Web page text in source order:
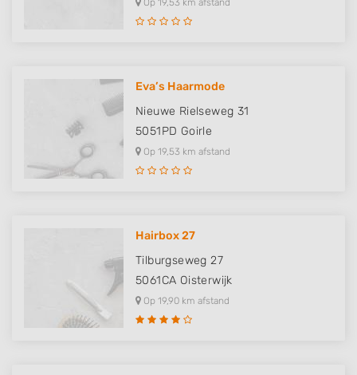
Op 19,53 km afstand
Eva’s Haarmode
Nieuwe Rielseweg 31
5051PD Goirle
Op 19,53 km afstand
Hairbox 27
Tilburgseweg 27
5061CA Oisterwijk
Op 19,90 km afstand